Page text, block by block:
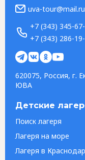
uva-tour@mail.ru
+7 (343) 345-
+7 (343) 286-
620075, Россия, г.
ЮВА
Детские
Поиск лагеря
Лагеря на море
Лагеря в